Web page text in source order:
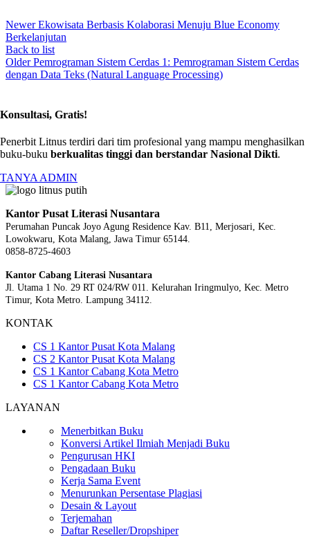
Newer Ekowisata Berbasis Kolaborasi Menuju Blue Economy
Berkelanjutan
Back to list
Older Pemrograman Sistem Cerdas 1: Pemrograman Sistem Cerdas
dengan Data Teks (Natural Language Processing)
Konsultasi, Gratis!
Penerbit Litnus terdiri dari tim profesional yang mampu menghasilkan
buku-buku berkualitas tinggi dan berstandar Nasional Dikti.
TANYA ADMIN
Kantor Pusat Literasi Nusantara
Perumahan Puncak Joyo Agung Residence Kav. B11, Merjosari, Kec.
Lowokwaru, Kota Malang, Jawa Timur 65144.
0858-8725-4603
Kantor Cabang Literasi Nusantara
Jl. Utama 1 No. 29 RT 024/RW 011. Kelurahan Iringmulyo, Kec. Metro
Timur, Kota Metro. Lampung 34112.
KONTAK
CS 1 Kantor Pusat Kota Malang
CS 2 Kantor Pusat Kota Malang
CS 1 Kantor Cabang Kota Metro
CS 1 Kantor Cabang Kota Metro
LAYANAN
Menerbitkan Buku
Konversi Artikel Ilmiah Menjadi Buku
Pengurusan HKI
Pengadaan Buku
Kerja Sama Event
Menurunkan Persentase Plagiasi
Desain & Layout
Terjemahan
Daftar Reseller/Dropshiper